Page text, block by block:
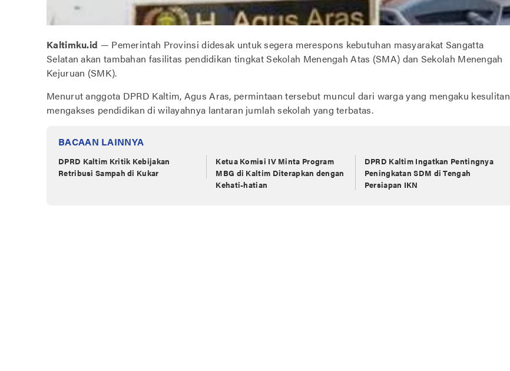
Kaltimku.id — Pemerintah Provinsi didesak untuk segera merespons kebutuhan masyarakat Sangatta
Selatan akan tambahan fasilitas pendidikan tingkat Sekolah Menengah Atas (SMA) dan Sekolah Menengah
Kejuruan (SMK).
Menurut anggota DPRD Kaltim, Agus Aras, permintaan tersebut muncul dari warga yang mengaku kesulitan
mengakses pendidikan di wilayahnya lantaran jumlah sekolah yang terbatas.
BACAAN LAINNYA
DPRD Kaltim Kritik Kebijakan
Retribusi Sampah di Kukar
Ketua Komisi IV Minta Program
MBG di Kaltim Diterapkan dengan
Kehati-hatian
DPRD Kaltim Ingatkan Pentingnya
Peningkatan SDM di Tengah
Persiapan IKN